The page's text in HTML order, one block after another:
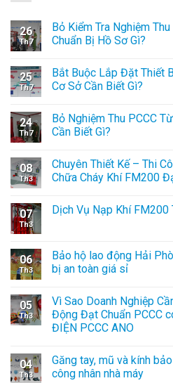
26
Th7
Bỏ Kiểm Tra Nghiệm
Chuẩn Bị Hồ Sơ Gì?
25
Th7
Bắt Buộc Lắp Đặt Thiết
Cơ Sở Cần Biết Gì?
24
Th7
Bỏ Nghiệm Thu PCCC
Cần Biết Gì?
08
Th3
Chuyên Thiết Kế – Thi
Chữa Cháy Khí FM200
07
Th3
Dịch Vụ Nạp Khí FM200
06
Th3
Bảo hộ lao động Hải
bị an toàn giá sỉ
05
Th3
Vì Sao Doanh Nghiệp
Động Đạt Chuẩn PCCC
ĐIỆN PCCC ANO
04
Th3
Găng tay, mũ và kính
công nhân nhà máy